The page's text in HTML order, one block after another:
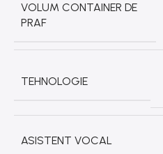
VOLUM CONTAINER DE
PRAF
TEHNOLOGIE
ASISTENT VOCAL